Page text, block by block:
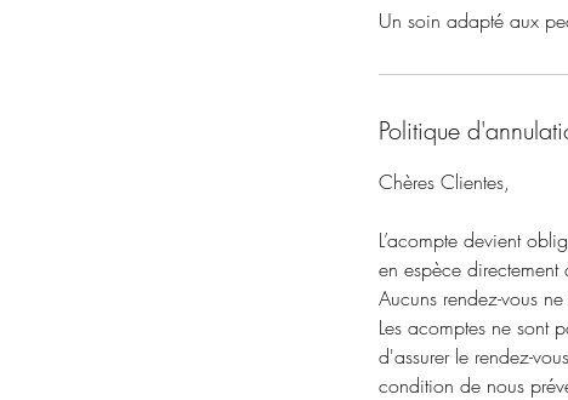
Un soin adapté aux
Politique
Chères Clientes,
L’acompte devient
en espèce directement
Aucuns rendez-vous
Les acomptes ne sont
d'assurer le rendez-
condition de nous